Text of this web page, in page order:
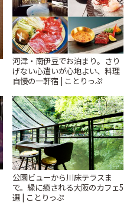
河津・南伊豆でお泊まり。さり
げない心遣いが心地よい、料理
自慢の一軒宿 | ことりっぷ
公園ビューから川床テラスま
で。緑に癒される大阪のカフェ5
選 | ことりっぷ